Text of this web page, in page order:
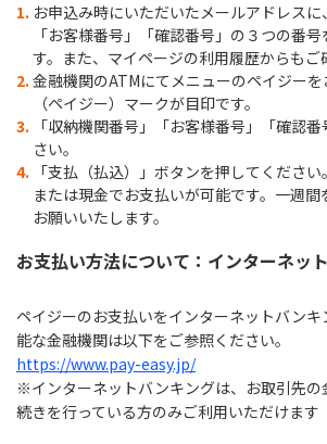
お申込み時にいただいたメールアドレスに
「お客様番号」「確認番号」の３つの番
す。また、マイページの利用履歴からもご
金融機関のATMにてメニューのペイジーを
（ペイジー）マークが目印です。
「収納機関番号」「お客様番号」「確認
さい。
「支払（払込）」ボタンを押してくださ
または現金でお支払いが可能です。一週
お願いいたします。
お支払い方法について：インターネッ
ペイジーのお支払いをインターネットバン
能な金融機関は以下をご参照ください。
https://www.pay-easy.jp/
※インターネットバンキングは、お取引先の
続きを行っている方のみご利用いただけます